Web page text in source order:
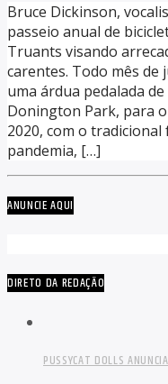
Bruce Dickinson,
passeio anual de
Truants visando
carentes. Todo mês de
uma árdua pedalada
Donington Park, para
2020, com o tradicional
pandemia, […]
ANUNCIE AQUI
DIRETO DA REDAÇÃO
PUSSYCAT DOLLS